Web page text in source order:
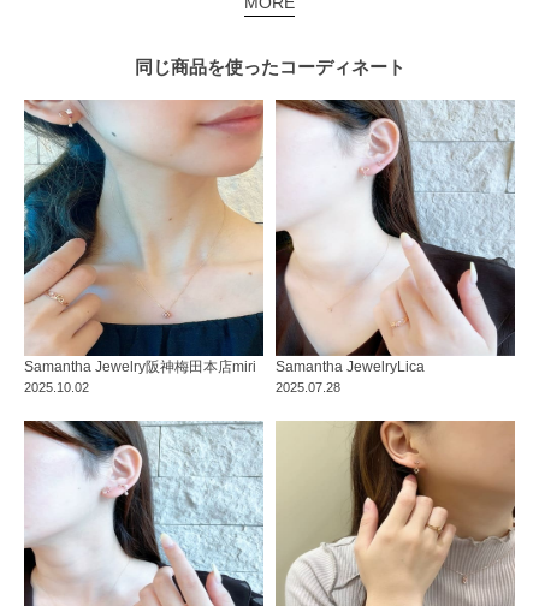
同じ商品を使ったコーディネート
2025.10.02
Samantha Jewelry阪神梅田本店miri
2025.07.28
Samantha JewelryLica